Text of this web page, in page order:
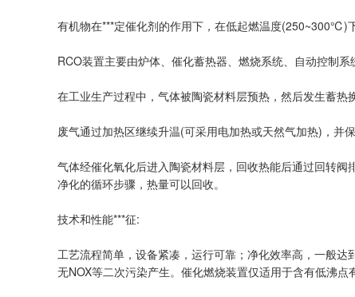
有机物在***定催化剂的作用下，在低起燃温度(250~300℃)
RCO装置主要由炉体、催化蓄热器、燃烧系统、自动控制系
在工业生产过程中，气体被陶瓷材料层预热，然后发生蓄
废气通过加热区继续升温(可采用电加热或天然气加热)，并
气体经催化氧化后进入陶瓷材料层，回收热能后通过回转
净化的循环步骤，热量可以回收。
技术和性能***征:
工艺流程简单，设备紧凑，运行可靠；净化效率高，一般
无NOX等二次污染产生。催化燃烧装置仅适用于含有低沸